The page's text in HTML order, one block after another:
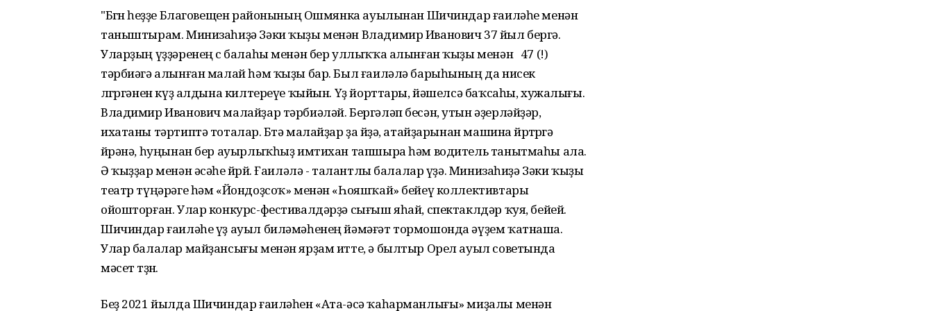
"Бөгөн һеҙҙе Благовещен районының Ошмянка ауылынан Шичиндар ғаиләһе менән
таныштырам. Минизаһиҙә Зәки ҡыҙы менән Владимир Иванович 37 йыл бергә.
Уларҙың үҙҙәренең өс балаһы менән бер уллыҡҡа алынған ҡыҙы менән 47 (!)
тәрбиәгә алынған малай һәм ҡыҙы бар. Был ғаиләлә барыһының да нисек
өлгөргәнен күҙ алдына килтереүе ҡыйын. Үҙ йорттары, йәшелсә баҡсаһы, хужалығы.
Владимир Иванович малайҙар тәрбиәләй. Бергәләп бесән, утын әҙерләйҙәр,
ихатаны тәртиптә тоталар. Бөтә малайҙар ҙа өйҙә, атайҙарынан машина йөрөтөргә
өйрәнә, һуңынан бер ауырлыҡһыҙ имтихан тапшыра һәм водитель танытмаһы ала.
Ә ҡыҙҙар менән әсәһе йөрөй. Ғаиләлә - талантлы балалар үҙә. Минизаһиҙә Зәки ҡыҙы
театр түңәрәге һәм «Йондоҙсоҡ» менән «Һояшҡай» бейеү коллективтары
ойошторған. Улар конкурс-фестивалдәрҙә сығыш яһай, спектаклдәр ҡуя, бейей.
Шичиндар ғаиләһе үҙ ауыл биләмәһенең йәмәғәт тормошонда әүҙем ҡатнаша.
Улар балалар майҙансығы менән ярҙам итте, ә былтыр Орел ауыл советында
мәсет төҙөнө.
Беҙ 2021 йылда Шичиндар ғаиләһен «Ата-әсә ҡаһарманлығы» миҙалы менән